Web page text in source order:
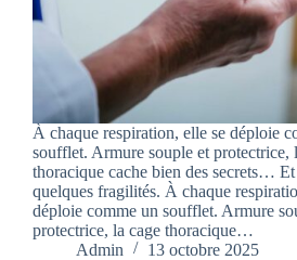
À chaque respiration, elle se déploie
soufflet. Armure souple et protectrice,
thoracique cache bien des secrets…
quelques fragilités. À chaque
déploie comme un soufflet. Armure
protectrice, la cage thoracique…
Admin
13 octobre 2025